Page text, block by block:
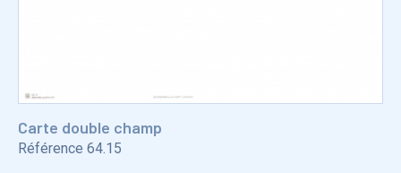
Carte double champ
Référence 64.15